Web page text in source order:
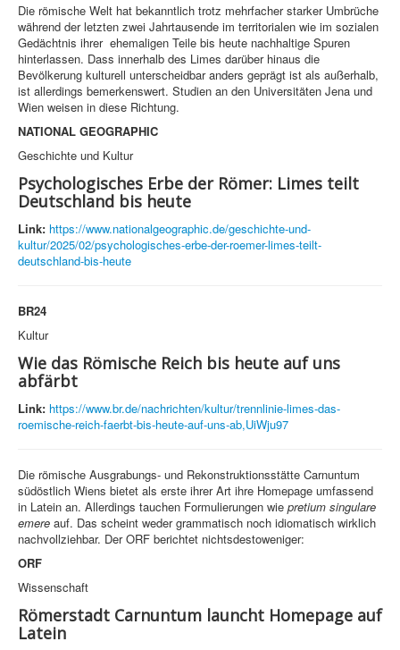
Die römische Welt hat bekanntlich trotz mehrfacher starker Umbrüche
während der letzten zwei Jahrtausende im territorialen wie im sozialen
Gedächtnis ihrer ehemaligen Teile bis heute nachhaltige Spuren
hinterlassen. Dass innerhalb des Limes darüber hinaus die
Bevölkerung kulturell unterscheidbar anders geprägt ist als außerhalb,
ist allerdings bemerkenswert. Studien an den Universitäten Jena und
Wien weisen in diese Richtung.
NATIONAL GEOGRAPHIC
Geschichte und Kultur
Psychologisches Erbe der Römer: Limes teilt
Deutschland bis heute
Link: https://www.nationalgeographic.de/geschichte-und-
kultur/2025/02/psychologisches-erbe-der-roemer-limes-teilt-
deutschland-bis-heute
BR24
Kultur
Wie das Römische Reich bis heute auf uns
abfärbt
Link: https://www.br.de/nachrichten/kultur/trennlinie-limes-das-
roemische-reich-faerbt-bis-heute-auf-uns-ab,UiWju97
Die römische Ausgrabungs- und Rekonstruktionsstätte Carnuntum
südöstlich Wiens bietet als erste ihrer Art ihre Homepage umfassend
in Latein an. Allerdings tauchen Formulierungen wie pretium singulare
emere auf. Das scheint weder grammatisch noch idiomatisch wirklich
nachvollziehbar. Der ORF berichtet nichtsdestoweniger:
ORF
Wissenschaft
Römerstadt Carnuntum launcht Homepage auf
Latein